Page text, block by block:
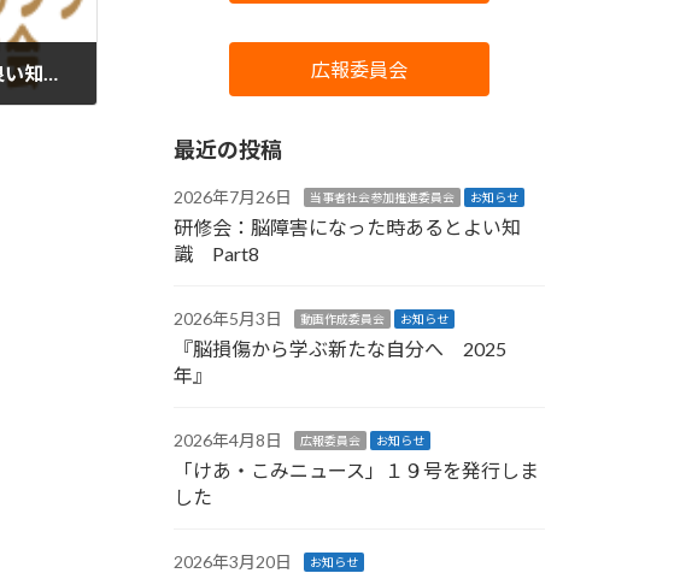
広報委員会
最近の投稿
2026年7月26日 当事者社会参加推進委員会 お知らせ
研修会：脳障害になった時あるとよい知
識 Part8
2026年5月3日 動画作成委員会 お知らせ
『脳損傷から学ぶ新たな自分へ 2025
年』
2026年4月8日 広報委員会 お知らせ
「けあ・こみニュース」１９号を発行しま
した
2026年3月20日 お知らせ